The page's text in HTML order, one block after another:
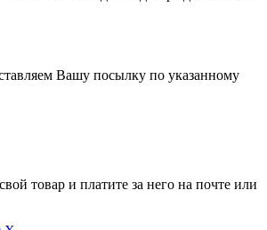
Вашу посылку по указанному
товар и платите за него на почте или